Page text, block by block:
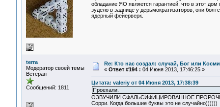
обладание ЯО является гарантией, что в этот
зудело в заднице у дерьмократизаторов, они
ядерный фейерверк.
terra
Модератор своей темы
Ветеран
Сообщений: 1811
Re: Кто нас создал: случай, Бог или
« Ответ #194 : 04 Июня 2013, 17:46:25 »
Цитата: valeriy от 04 Июня 2013, 17:38:39
Проехали.
ОЗВУЧИЛИ СФАЛЬСИФИЦИРОВАННОЕ
Сорри. Когда большие буквы это не случайно))))))